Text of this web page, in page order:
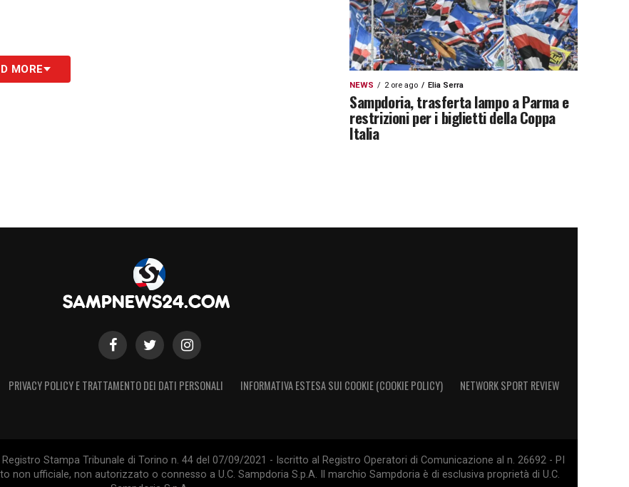
MORE
NEWS 2 ore ago Elia Serra
Sampdoria, trasferta lampo a Parma e
restrizioni per i biglietti della Coppa
Italia
PRIVACY POLICY E TRATTAMENTO DEI DATI PERSONALI INFORMATIVA ESTESA SUI COOKIE (COOKIE POLICY) NETWORK SPORT REVIEW
Stampa Tribunale di Torino n. 44 del 07/09/2021 - Iscritto al Registro Operatori di Comunicazione al n. 26692 - PI
non ufficiale, non autorizzato o connesso a U.C. Sampdoria S.p.A. Il marchio Sampdoria è di esclusiva proprietà di U.C.